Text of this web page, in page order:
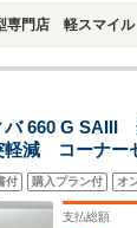
専門店 軽スマイ
バ 660 G
減 コーナー
ホイール
ハイビーム
ペアキー
付 購入プラン付 オ
支払総額